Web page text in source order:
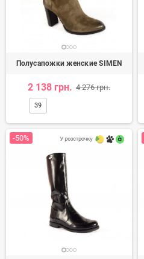
Полусапожки женские SIMEN
2 138 грн. 4 276 грн.
39
-50%